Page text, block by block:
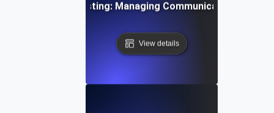
Throttle Testing: Managing Communication Spikes
View details